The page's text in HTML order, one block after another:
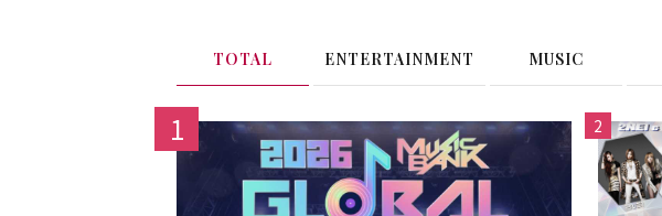
TOTAL ENTERTAINMENT MUSIC
1 2